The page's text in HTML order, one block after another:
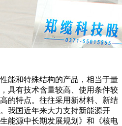
能和特殊结构的产品，相当于量
具有技术含量较高、使用条件较
的特点。往往采用新材料、新结
我国近年来大力支持新能源开
能源中长期发展规划》和《核电